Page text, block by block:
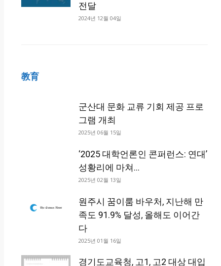
전달
2024년 12월 04일
教育
군산대 문화 교류 기회 제공 프로
그램 개최
2025년 06월 15일
‘2025 대학언론인 콘퍼런스: 연대’
성황리에 마쳐…
2025년 02월 13일
원주시 꿈이룸 바우처, 지난해 만
족도 91.9% 달성, 올해도 이어간
다
2025년 01월 16일
경기도교육청, 고1, 고2 대상 대입